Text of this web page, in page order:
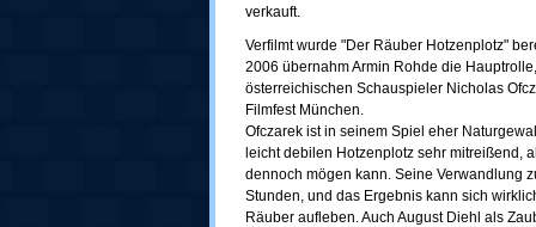
verkauft.
Verfilmt wurde "Der Räuber Hotzenplotz"
2006 übernahm Armin Rohde die
österreichischen Schauspieler Nicholas
Filmfest München.
Ofczarek ist in seinem Spiel eher
leicht debilen Hotzenplotz sehr mitreißend,
dennoch mögen kann. Seine Verwandlung
Stunden, und das Ergebnis kann sich
Räuber aufleben. Auch August Diehl als